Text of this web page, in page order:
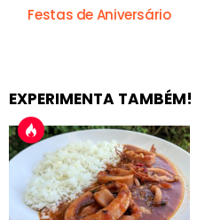
Festas de Aniversário
EXPERIMENTA TAMBÉM!